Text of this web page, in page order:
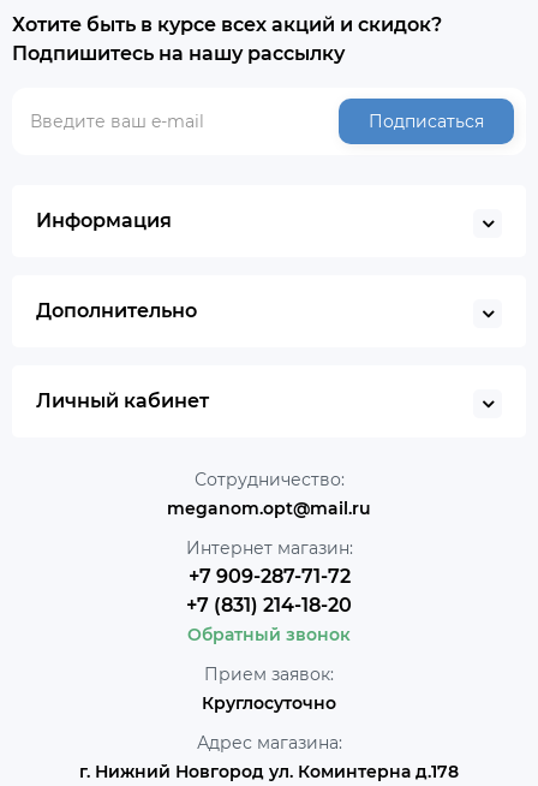
Хотите быть в курсе всех акций и скидок?
Подпишитесь на нашу рассылку
Подписаться
Информация
Дополнительно
Личный кабинет
Сотрудничество:
meganom.opt@mail.ru
Интернет магазин:
+7 909-287-71-72
+7 (831) 214-18-20
Обратный звонок
Прием заявок:
Круглосуточно
Адрес магазина:
г. Нижний Новгород ул. Коминтерна д.178